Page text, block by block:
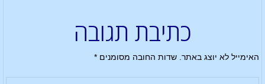
כתיבת תגובה
האימייל לא יוצג באתר. שדות החובה מסומנים*